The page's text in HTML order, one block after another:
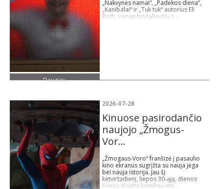
Daugiau
„Nakvynės namai“, „Padėkos diena“,
„Kanibalai“ ir „Tuk tuk“ autorius Eli
Roth, vienas brutaliausių š...
2026-07-28
Kinuose pasirodančio
naujojo „Žmogus-
Vor...
„Žmogaus-Voro“ franšizė į pasaulio
kino ekranus sugrįžta su nauja jėga
bei nauja istorija. Jau šį
ketvirtadienį, liepos 30-ąją, dienos
šviesą išvysta komiksų mė...